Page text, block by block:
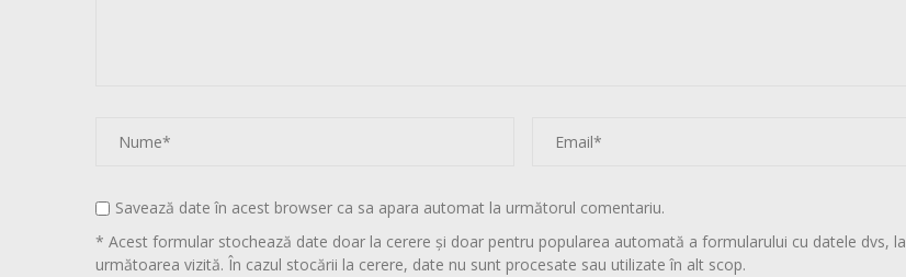
Savează date în acest browser ca sa apara automat la următorul comentariu.
* Acest formular stochează date doar la cerere și doar pentru popularea automată a formularului cu datele dvs, la
următoarea vizită. În cazul stocării la cerere, date nu sunt procesate sau utilizate în alt scop.